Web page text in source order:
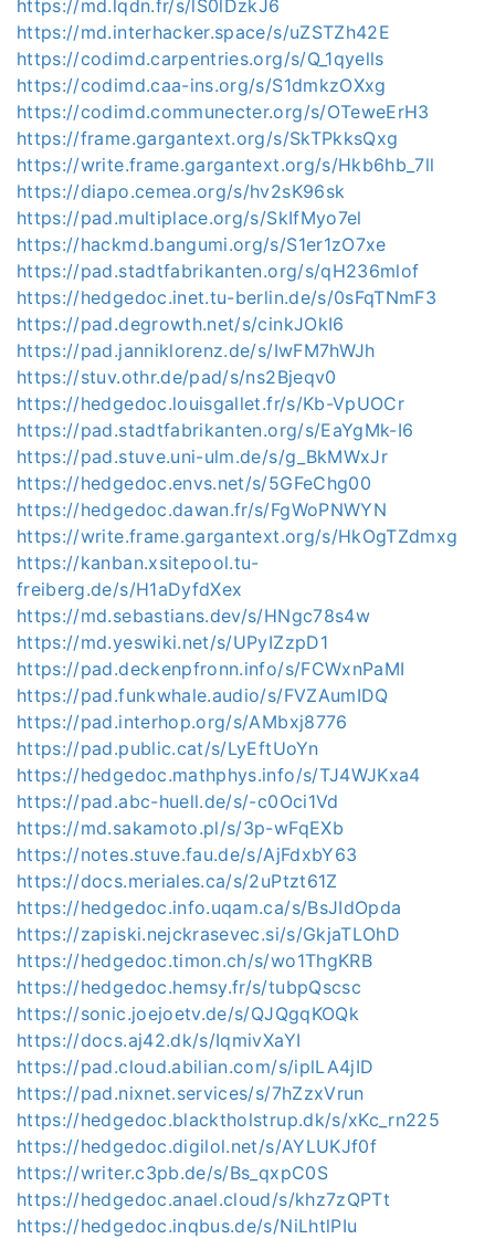
https://md.lqdn.fr/s/lS0lDzkJ6
https://md.interhacker.space/s/uZSTZh42E
https://codimd.carpentries.org/s/Q_1qyells
https://codimd.caa-ins.org/s/S1dmkzOXxg
https://codimd.communecter.org/s/OTeweErH3
https://frame.gargantext.org/s/SkTPkksQxg
https://write.frame.gargantext.org/s/Hkb6hb_7ll
https://diapo.cemea.org/s/hv2sK96sk
https://pad.multiplace.org/s/SkIfMyo7el
https://hackmd.bangumi.org/s/S1er1zO7xe
https://pad.stadtfabrikanten.org/s/qH236mlof
https://hedgedoc.inet.tu-berlin.de/s/0sFqTNmF3
https://pad.degrowth.net/s/cinkJOkI6
https://pad.janniklorenz.de/s/IwFM7hWJh
https://stuv.othr.de/pad/s/ns2Bjeqv0
https://hedgedoc.louisgallet.fr/s/Kb-VpUOCr
https://pad.stadtfabrikanten.org/s/EaYgMk-I6
https://pad.stuve.uni-ulm.de/s/g_BkMWxJr
https://hedgedoc.envs.net/s/5GFeChg00
https://hedgedoc.dawan.fr/s/FgWoPNWYN
https://write.frame.gargantext.org/s/HkOgTZdmxg
https://kanban.xsitepool.tu-
freiberg.de/s/H1aDyfdXex
https://md.sebastians.dev/s/HNgc78s4w
https://md.yeswiki.net/s/UPyIZzpD1
https://pad.deckenpfronn.info/s/FCWxnPaMI
https://pad.funkwhale.audio/s/FVZAumIDQ
https://pad.interhop.org/s/AMbxj8776
https://pad.public.cat/s/LyEftUoYn
https://hedgedoc.mathphys.info/s/TJ4WJKxa4
https://pad.abc-huell.de/s/-c0Oci1Vd
https://md.sakamoto.pl/s/3p-wFqEXb
https://notes.stuve.fau.de/s/AjFdxbY63
https://docs.meriales.ca/s/2uPtzt61Z
https://hedgedoc.info.uqam.ca/s/BsJIdOpda
https://zapiski.nejckrasevec.si/s/GkjaTLOhD
https://hedgedoc.timon.ch/s/wo1ThgKRB
https://hedgedoc.hemsy.fr/s/tubpQscsc
https://sonic.joejoetv.de/s/QJQgqKOQk
https://docs.aj42.dk/s/IqmivXaYI
https://pad.cloud.abilian.com/s/iplLA4jID
https://pad.nixnet.services/s/7hZzxVrun
https://hedgedoc.blacktholstrup.dk/s/xKc_rn225
https://hedgedoc.digilol.net/s/AYLUKJf0f
https://writer.c3pb.de/s/Bs_qxpC0S
https://hedgedoc.anael.cloud/s/khz7zQPTt
https://hedgedoc.inqbus.de/s/NiLhtlPIu